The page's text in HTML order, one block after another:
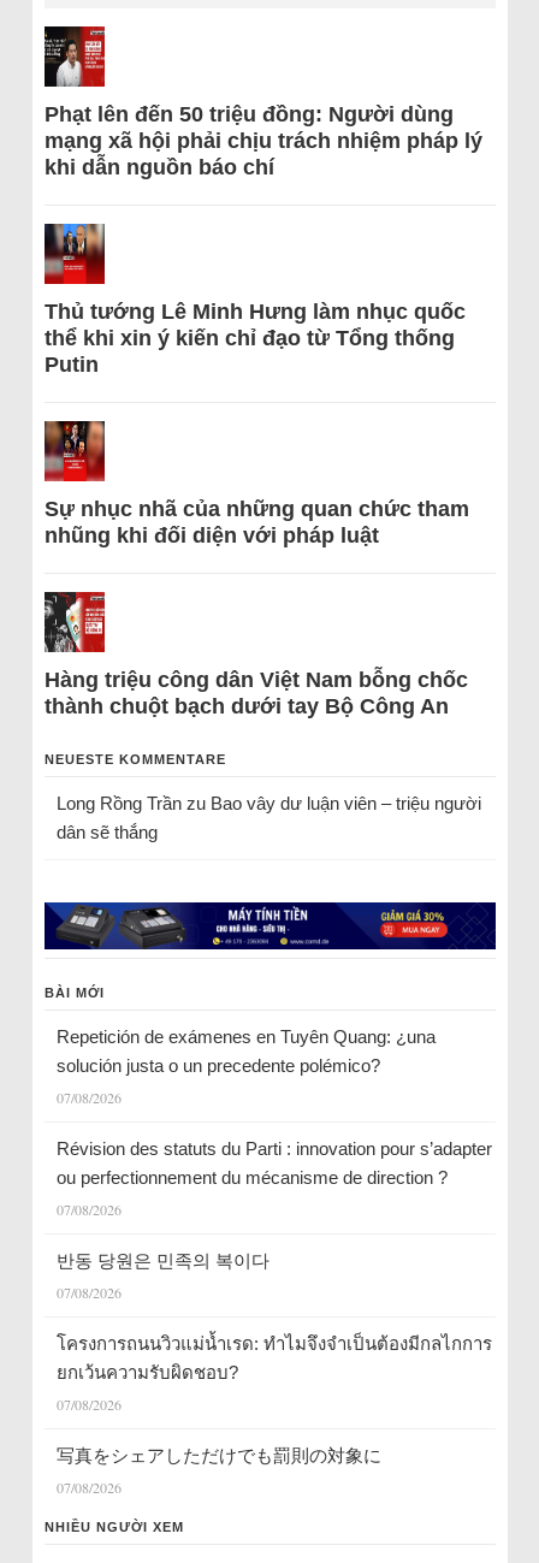
Phạt lên đến 50 triệu đồng: Người dùng
mạng xã hội phải chịu trách nhiệm pháp lý
khi dẫn nguồn báo chí
Thủ tướng Lê Minh Hưng làm nhục quốc
thể khi xin ý kiến chỉ đạo từ Tổng thống
Putin
Sự nhục nhã của những quan chức tham
nhũng khi đối diện với pháp luật
Hàng triệu công dân Việt Nam bỗng chốc
thành chuột bạch dưới tay Bộ Công An
NEUESTE KOMMENTARE
Long Rồng Trầnzu Bao vây dư luận viên – triệu người
dân sẽ thắng
BÀI MỚI
Repetición de exámenes en Tuyên Quang: ¿una
solución justa o un precedente polémico?
07/08/2026
Révision des statuts du Parti : innovation pour s’adapter
ou perfectionnement du mécanisme de direction ?
07/08/2026
반동 당원은 민족의 복이다
07/08/2026
โครงการถนนวิวแม่น้ำเรด: ทำไมจึงจำเป็นต้องมีกลไกการ
ยกเว้นความรับผิดชอบ?
07/08/2026
写真をシェアしただけでも罰則の対象に
07/08/2026
NHIỀU NGƯỜI XEM